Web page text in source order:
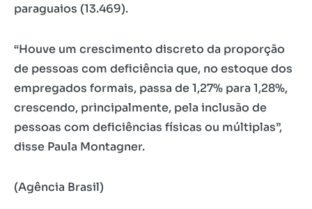
paraguaios (13.469).
“Houve um crescimento discreto da proporção
de pessoas com deficiência que, no estoque dos
empregados formais, passa de 1,27% para 1,28%,
crescendo, principalmente, pela inclusão de
pessoas com deficiências físicas ou múltiplas”,
disse Paula Montagner.
(Agência Brasil)